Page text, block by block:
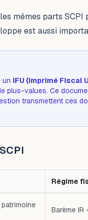
mêmes parts
est aussi
un IFU (Imprimé Fiscal
plus-values. Ce
transmettent ces
Régime
Barème IR